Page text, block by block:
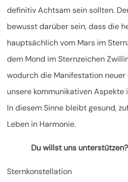
definitiv Achtsam sein sollten.
bewusst darüber sein, dass die
hauptsächlich vom Mars im
dem Mond im Sternzeichen
wodurch die Manifestation
unsere kommunikativen Aspekte
In diesem Sinne bleibt gesund,
Leben in Harmonie.
Du willst uns
Sternkonstellation